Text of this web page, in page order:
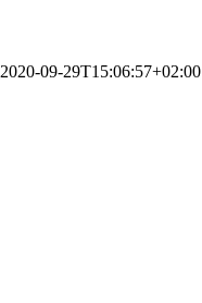
2020-09-29T15:06:57+02:00